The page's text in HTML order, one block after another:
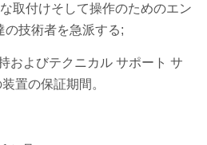
取付けそして操作のためのエン
の技術者を急派する;
およびテクニカル サポート サ
置の保証期間。